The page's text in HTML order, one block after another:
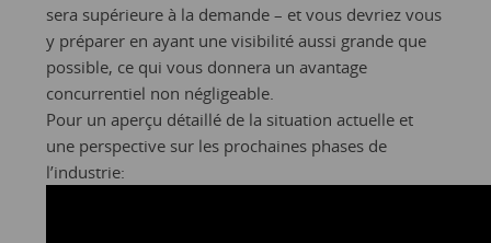
sera supérieure à la demande – et vous devriez vous
y préparer en ayant une visibilité aussi grande que
possible, ce qui vous donnera un avantage
concurrentiel non négligeable.
Pour un aperçu détaillé de la situation actuelle et
une perspective sur les prochaines phases de
l’industrie: